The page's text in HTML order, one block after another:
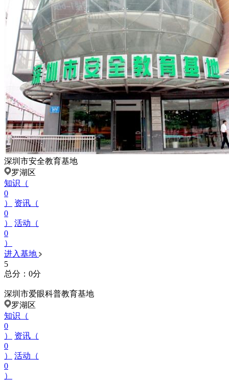
深圳市安全教育基地
罗湖区
知识（
0
）
资讯（
0
）
活动（
0
）
进入基地
5
总分：0分
深圳市爱眼科普教育基地
罗湖区
知识（
0
）
资讯（
0
）
活动（
0
）